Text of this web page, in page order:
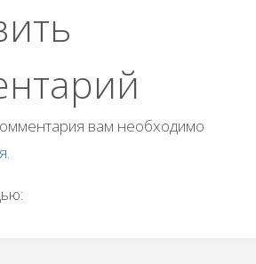
вам необходимо
.